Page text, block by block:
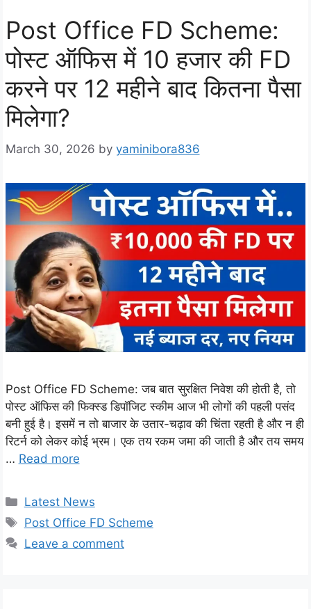
Post Office FD Scheme:
पोस्ट ऑफिस में 10 हजार की FD
करने पर 12 महीने बाद कितना पैसा
मिलेगा?
March 30, 2026 by yaminibora836
Post Office FD Scheme: जब बात सुरक्षित निवेश की होती है, तो
पोस्ट ऑफिस की फिक्स्ड डिपॉजिट स्कीम आज भी लोगों की पहली पसंद
बनी हुई है। इसमें न तो बाजार के उतार-चढ़ाव की चिंता रहती है और न ही
रिटर्न को लेकर कोई भ्रम। एक तय रकम जमा की जाती है और तय समय
… Read more
Categories
Latest News
Tags
Post Office FD Scheme
Leave a comment